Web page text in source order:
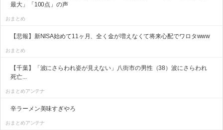
最大」「100点」の声
おまとめ
【悲報】新NISA始めて11ヶ月、全く金が増えなくて将来心配でワロタwww
おまとめ
【千葉】「波にさらわれ姿が見えない」八街市の男性（38）波にさらわれ
死亡...
おまとめアンテナ
辛ラーメン美味すぎやろ
おまとめアンテナ